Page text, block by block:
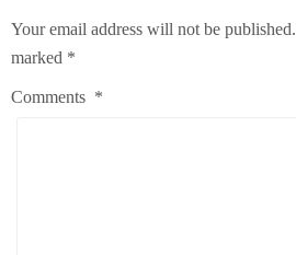
Your email address will not be published.
marked *
Comments *